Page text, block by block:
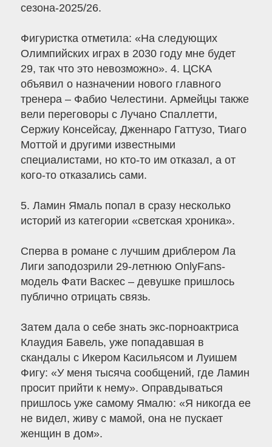
сезона-2025/26.
Фигуристка отметила: «На следующих
Олимпийских играх в 2030 году мне будет
29, так что это невозможно». 4. ЦСКА
объявил о назначении нового главного
тренера – Фабио Челестини. Армейцы также
вели переговоры с Лучано Спаллетти,
Сержиу Консейсау, Дженнаро Гаттузо, Тиаго
Моттой и другими известными
специалистами, но кто-то им отказал, а от
кого-то отказались сами.
5. Ламин Ямаль попал в сразу несколько
историй из категории «светская хроника».
Сперва в романе с лучшим дриблером Ла
Лиги заподозрили 29-летнюю OnlyFans-
модель Фати Васкес – девушке пришлось
публично отрицать связь.
Затем дала о себе знать экс-порноактриса
Клаудия Бавель, уже попадавшая в
скандалы с Икером Касильясом и Луишем
Фигу: «У меня тысяча сообщений, где Ламин
просит прийти к нему». Оправдываться
пришлось уже самому Ямалю: «Я никогда ее
не видел, живу с мамой, она не пускает
женщин в дом».